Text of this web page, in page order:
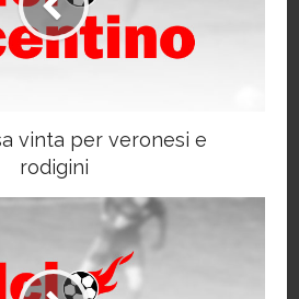
vinta per veronesi e
rodigini